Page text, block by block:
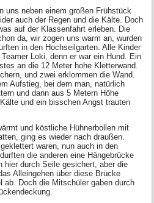
uns neben einem großen Frühstück
auch der Regen und die Kälte. Doch
auf der Klassenfahrt erleben. Die
da, wir zogen uns warm an, wurden
in den Hochseilgarten. Alle Kinder
Loki, denn er war ein Hund. Ein
an die 12 Meter hohe Kletterwand.
und zwei erklommen die Wand.
Aufstieg, bei dem man, natürlich
und dann aus 5 Metern Höhe
und ein bisschen Angst trauten
und köstliche Hühnerbollen mit
ging es wieder nach draußen.
waren, nun auch in den
die anderen eine Hängebrücke
hier durch Seile gesichert, aber die
Alleingehen über diese Brücke
ab. Doch die Mitschüler gaben durch